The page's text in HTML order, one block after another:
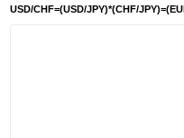
USD/CHF=(USD/JPY)*(CHF/